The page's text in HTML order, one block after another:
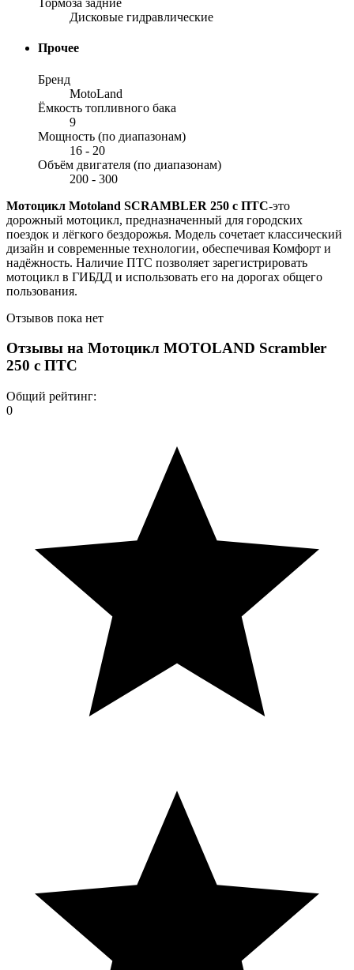
Тормоза задние
Дисковые гидравлические
Прочее
Бренд
MotoLand
Ёмкость топливного бака
9
Мощность (по диапазонам)
16 - 20
Объём двигателя (по диапазонам)
200 - 300
Мотоцикл Motoland SCRAMBLER 250 с ПТС-это
дорожный мотоцикл, предназначенный для городских
поездок и лёгкого бездорожья. Модель сочетает классический
дизайн и современные технологии, обеспечивая Комфорт и
надёжность. Наличие ПТС позволяет зарегистрировать
мотоцикл в ГИБДД и использовать его на дорогах общего
пользования.
Отзывов пока нет
Отзывы на Мотоцикл MOTOLAND Scrambler
250 с ПТС
Общий рейтинг:
0